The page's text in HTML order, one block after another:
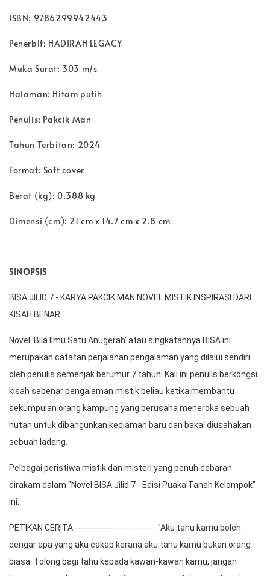
ISBN: 9786299942443
Penerbit: HADIRAH LEGACY
Muka Surat: 303 m/s
Halaman: Hitam putih
Penulis: Pakcik Man
Tahun Terbitan: 2024
Format: Soft cover
Berat (kg): 0.388 kg
Dimensi (cm): 21 cm x 14.7 cm x 2.8 cm
SINOPSIS
BISA JILID 7 - KARYA PAKCIK MAN NOVEL MISTIK INSPIRASI DARI
KISAH BENAR .
Novel 'Bila Ilmu Satu Anugerah' atau singkatannya BISA ini
merupakan catatan perjalanan pengalaman yang dilalui sendiri
oleh penulis semenjak berumur 7 tahun. Kali ini penulis berkongsi
kisah sebenar pengalaman mistik beliau ketika membantu
sekumpulan orang kampung yang berusaha meneroka sebuah
hutan untuk dibangunkan kediaman baru dan bakal diusahakan
sebuah ladang.
Pelbagai peristiwa mistik dan misteri yang penuh debaran
dirakam dalam "Novel BISA Jilid 7 - Edisi Puaka Tanah Kelompok"
ini.
PETIKAN CERITA --------------------------- "Aku tahu kamu boleh
dengar apa yang aku cakap kerana aku tahu kamu bukan orang
biasa. Tolong bagi tahu kepada kawan-kawan kamu, jangan